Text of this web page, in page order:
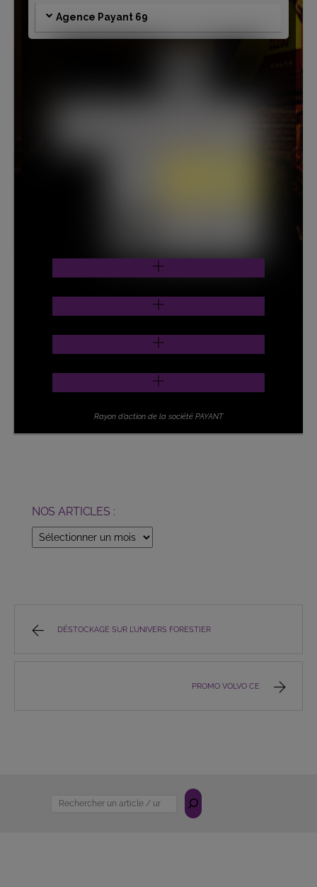
Agence Payant 69
Rayon d’action de la société PAYANT
NOS ARTICLES :
NOS
DÉSTOCKAGE SUR L’UNIVERS FORESTIER
PROMO VOLVO CE
Rechercher